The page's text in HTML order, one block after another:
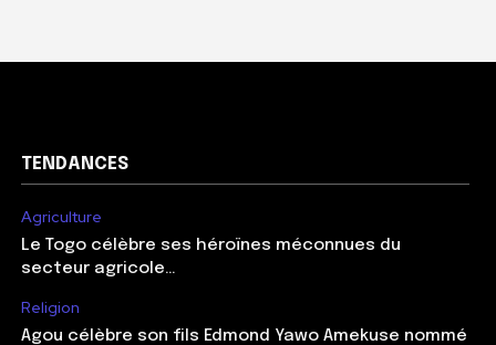
TENDANCES
Agriculture
Le Togo célèbre ses héroïnes méconnues du
secteur agricole…
Religion
Agou célèbre son fils Edmond Yawo Amekuse nommé